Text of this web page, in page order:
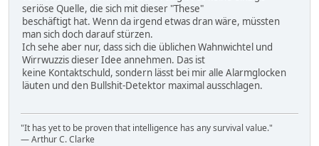
seriöse Quelle, die sich mit dieser "These"
beschäftigt hat. Wenn da irgend etwas dran wäre, müssten
man sich doch darauf stürzen.
Ich sehe aber nur, dass sich die üblichen Wahnwichtel und
Wirrwuzzis dieser Idee annehmen. Das ist
keine Kontaktschuld, sondern lässt bei mir alle Alarmglocken
läuten und den Bullshit-Detektor maximal ausschlagen.
"It has yet to be proven that intelligence has any survival value."
― Arthur C. Clarke